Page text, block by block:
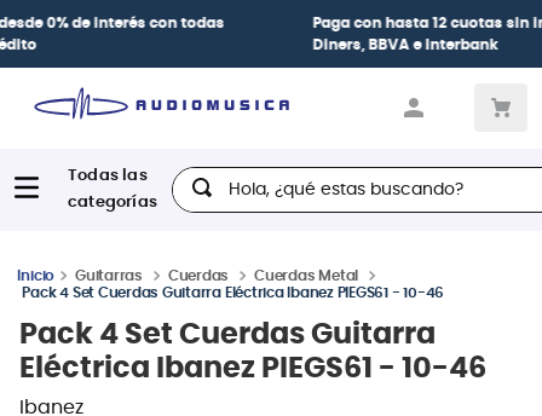
Paga conhasta 12 cuotas sin interesescon tarjetasBCP Visa,
Hola, ¿qué estas buscando?
Guitarras Cuerdas
Cuerdas Metal
Pack 4 Set Cuerdas Guitarra Eléctrica Ibanez PIEGS61 - 10-46
Pack 4 Set Cuerdas Guitarra
Eléctrica Ibanez PIEGS61 - 10-46
Ibanez